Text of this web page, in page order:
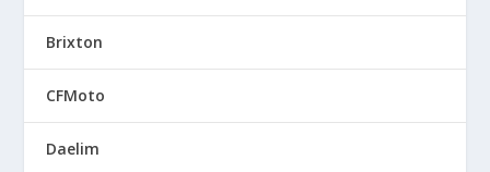
Brixton
CFMoto
Daelim